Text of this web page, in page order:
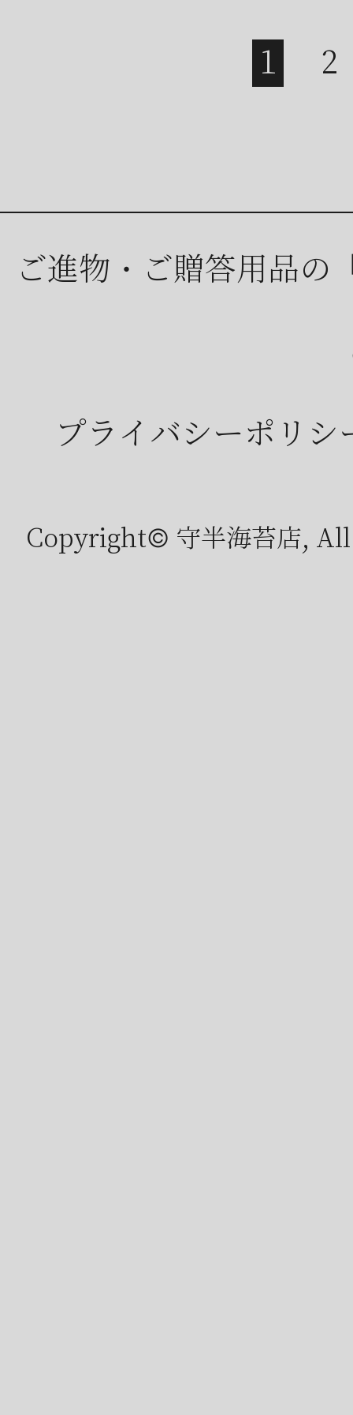
ご進物・ご贈答用品の
プライバシーポリシ
Copyright© 守半海苔店,